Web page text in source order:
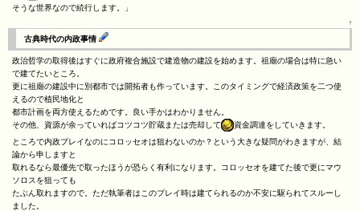
そうな世界なので続行します。」
↑
古典時代の内政事情
政治哲学の取得後はすぐに政府複合施設で建造物の建設を始めます。祖廟の場合は特に急い
で建てたいところ。
更に祖廟の建設中に別都市では開拓者も作っています。このタイミングで経済政策を二つ使
えるので植民地化と
都市計画を両方使えるためです。良い手かはわかりません。
その他、資源が余っていればコツコツ貯蔵または売却して
資金調達をしていきます。
ところで内政プレイなのにコロッセオは狙わないのか？という大きな疑問がわきますが、結
論から申しますと
取れるなら最優先で取ったほうが恐らく有利になります。コロッセオを建てた後で更にマウ
ソロスを狙っても
たぶん取れますので。ただ執筆者はこのプレイ時は建てられるのか不安に駆られてスルーし
ました。